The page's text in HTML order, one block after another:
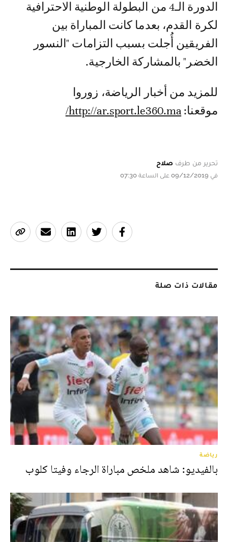
الدورة الـ4 من البطولة الوطنية الاحترافية
لكرة القدم، بعدما كانت المباراة بين
الفريقين أُجلت بسبب التزامات "النسور
الخضر" بالمشاركة الخارجية.
للمزيد من أخبار الرياضة، زوروا
موقعنا: http://ar.sport.le360.ma/
تحرير من طرف صلاح
في 09/12/2019 على الساعة 07:30
مقالات ذات صلة
رياضة
بالفيديو: شاهد ملخص مباراة الرجاء وفيتا كلوب